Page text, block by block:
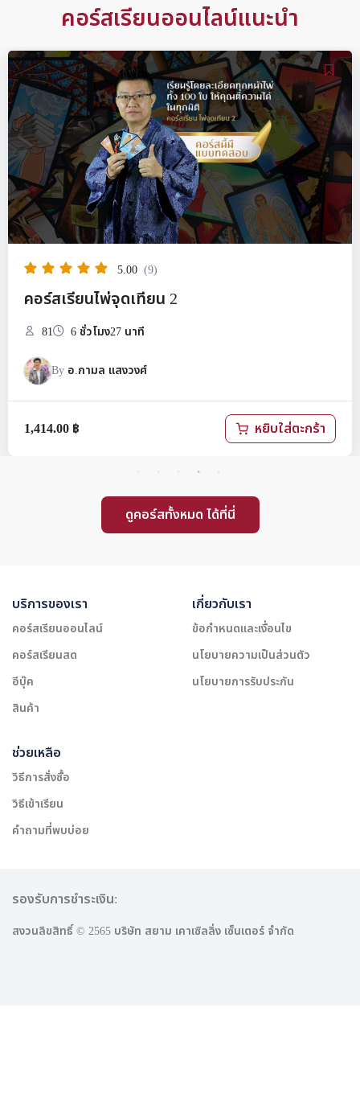
คอร์สเรียนออนไลน์แนะนำ
5.00 (9)
คอร์สเรียนไพ่จุดเทียน 2
81 6 ชั่วโมง27 นาที
By อ.กามล แสงวงศ์
1,414.00 ฿ หยิบใส่ตะกร้า
ดูคอร์สทั้งหมด ได้ที่นี่
บริการของเรา
คอร์สเรียนออนไลน์
คอร์สเรียนสด
อีบุ๊ค
สินค้า
เกี่ยวกับเรา
ข้อกำหนดและเงื่อนไข
นโยบายความเป็นส่วนตัว
นโยบายการรับประกัน
ช่วยเหลือ
วิธีการสั่งซื้อ
วิธีเข้าเรียน
คำถามที่พบบ่อย
สงวนลิขสิทธิ์ © 2565 บริษัท สยาม เคาเซิลลิ่ง เซ็นเตอร์ จำกัด
รองรับการชำระเงิน: